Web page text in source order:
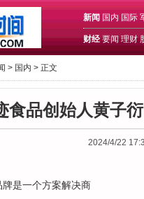
新闻 国内 国际
财经 要闻 理财
> 国内 > 正文
食品创始人黄子
2024/4/22
牌是一个方案解决商